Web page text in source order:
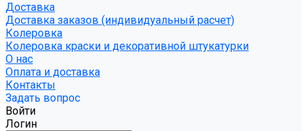
Доставка
Доставка заказов (индивидуальный расчет)
Колеровка
Колеровка краски и декоративной штукатурки
О нас
Оплата и доставка
Контакты
Задать вопрос
Войти
Логин